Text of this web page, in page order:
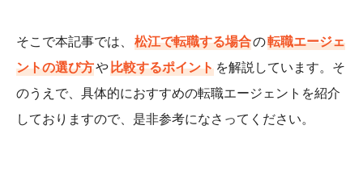
そこで本記事では、 松江で転職する場合の転職エージェ
ントの選び方や比較するポイントを解説しています。そ
のうえで、具体的におすすめの転職エージェントを紹介
しておりますので、是非参考になさってください。